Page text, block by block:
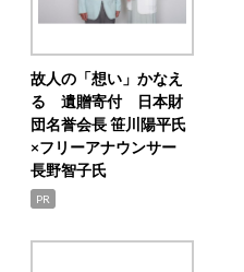
故人の「想い」かなえ
る 遺贈寄付 日本財
団名誉会長 笹川陽平氏
×フリーアナウンサー
長野智子氏
PR